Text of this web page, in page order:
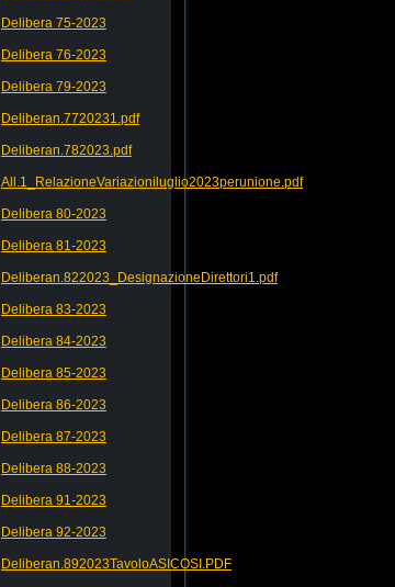
Delibera 75-2023
Delibera 76-2023
Delibera 79-2023
Deliberan.7720231.pdf
Deliberan.782023.pdf
All.1_RelazioneVariazioniluglio2023perunione.pdf
Delibera 80-2023
Delibera 81-2023
Deliberan.822023_DesignazioneDirettori1.pdf
Delibera 83-2023
Delibera 84-2023
Delibera 85-2023
Delibera 86-2023
Delibera 87-2023
Delibera 88-2023
Delibera 91-2023
Delibera 92-2023
Deliberan.892023TavoloASICOSI.PDF